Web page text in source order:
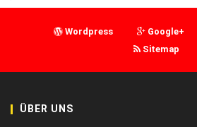
Wordpress Google+
Sitemap
ÜBER UNS